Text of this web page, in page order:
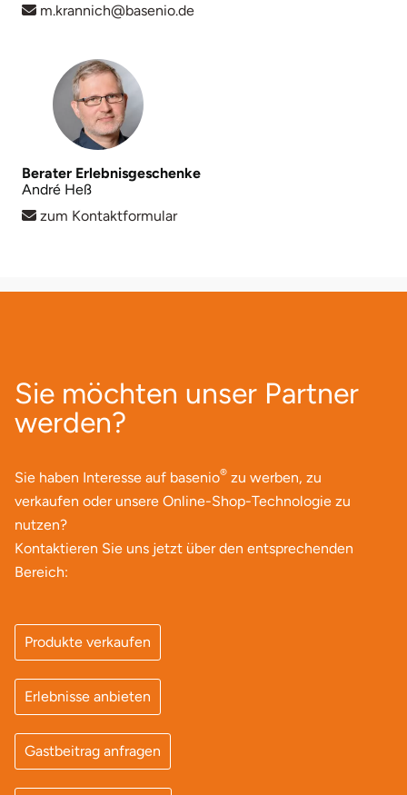
m.krannich@basenio.de
Berater Erlebnisgeschenke
André Heß
zum Kontaktformular
Sie möchten unser Partner
werden?
Sie haben Interesse auf basenio® zu werben, zu
verkaufen oder unsere Online-Shop-Technologie zu
nutzen?
Kontaktieren Sie uns jetzt über den entsprechenden
Bereich:
Produkte verkaufen
Erlebnisse anbieten
Gastbeitrag anfragen
Ludwigslust-Parchim
Lübeck
Lüchow-Dannenberg
Mainz
Mecklenburgische Seenplatte
Meiningen
Mettingen
Moers
Mönchengladbach